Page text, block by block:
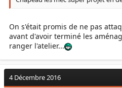
On s'était promis de ne pas
avant d'avoir terminé les
ranger l'atelier...
4 Décembre 2016